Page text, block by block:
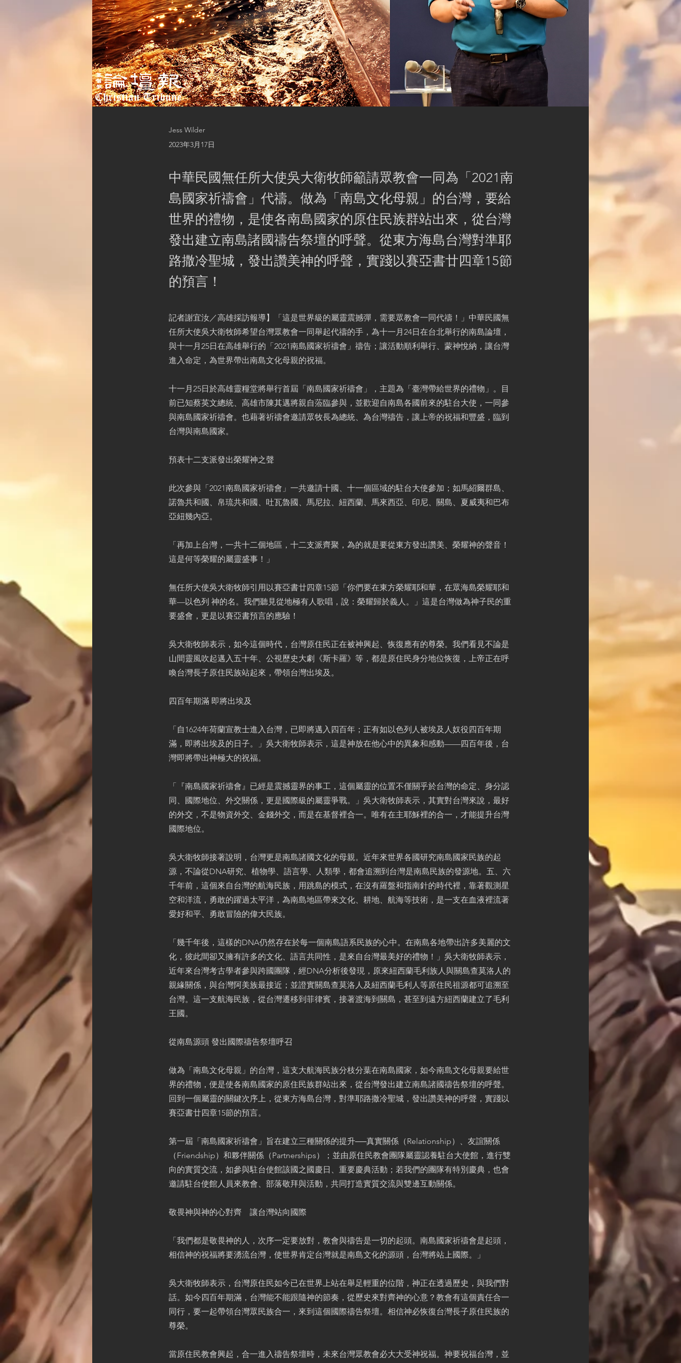
Jess Wilder
2023年3月17日
中華民國無任所大使吳大衛牧師籲請眾教會一同為「2021南
島國家祈禱會」代禱。做為「南島文化母親」的台灣，要給
世界的禮物，是使各南島國家的原住民族群站出來，從台灣
發出建立南島諸國禱告祭壇的呼聲。從東方海島台灣對準耶
路撒冷聖城，發出讚美神的呼聲，實踐以賽亞書廿四章15節
的預言！
記者謝宜汝／高雄採訪報導】「這是世界級的屬靈震撼彈，需要眾教會一同代禱！」中華民國無
任所大使吳大衛牧師希望台灣眾教會一同舉起代禱的手，為十一月24日在台北舉行的南島論壇，
與十一月25日在高雄舉行的「2021南島國家祈禱會」禱告；讓活動順利舉行、蒙神悅納，讓台灣
進入命定，為世界帶出南島文化母親的祝福。
十一月25日於高雄靈糧堂將舉行首屆「南島國家祈禱會」，主題為「臺灣帶給世界的禮物」。目
前已知蔡英文總統、高雄市陳其邁將親自蒞臨參與，並歡迎自南島各國前來的駐台大使，一同參
與南島國家祈禱會。也藉著祈禱會邀請眾牧長為總統、為台灣禱告，讓上帝的祝福和豐盛，臨到
台灣與南島國家。
預表十二支派發出榮耀神之聲
此次參與「2021南島國家祈禱會」一共邀請十國、十一個區域的駐台大使參加；如馬紹爾群島、
諾魯共和國、帛琉共和國、吐瓦魯國、馬尼拉、紐西蘭、馬來西亞、印尼、關島、夏威夷和巴布
亞紐幾內亞。
「再加上台灣，一共十二個地區，十二支派齊聚，為的就是要從東方發出讚美、榮耀神的聲音！
這是何等榮耀的屬靈盛事！」
無任所大使吳大衛牧師引用以賽亞書廿四章15節「你們要在東方榮耀耶和華，在眾海島榮耀耶和
華—以色列 神的名。我們聽見從地極有人歌唱，說：榮耀歸於義人。」這是台灣做為神子民的重
要盛會，更是以賽亞書預言的應驗！
吳大衛牧師表示，如今這個時代，台灣原住民正在被神興起、恢復應有的尊榮。我們看見不論是
山間靈風吹起邁入五十年、公視歷史大劇《斯卡羅》等，都是原住民身分地位恢復，上帝正在呼
喚台灣長子原住民族站起來，帶領台灣出埃及。
四百年期滿 即將出埃及
「自1624年荷蘭宣教士進入台灣，已即將邁入四百年；正有如以色列人被埃及人奴役四百年期
滿，即將出埃及的日子。」吳大衛牧師表示，這是神放在他心中的異象和感動——四百年後，台
灣即將帶出神極大的祝福。
「『南島國家祈禱會』已經是震撼靈界的事工，這個屬靈的位置不僅關乎於台灣的命定、身分認
同、國際地位、外交關係，更是國際級的屬靈爭戰。」吳大衛牧師表示，其實對台灣來說，最好
的外交，不是物資外交、金錢外交，而是在基督裡合一。唯有在主耶穌裡的合一，才能提升台灣
國際地位。
吳大衛牧師接著說明，台灣更是南島諸國文化的母親。近年來世界各國研究南島國家民族的起
源，不論從DNA研究、植物學、語言學、人類學，都會追溯到台灣是南島民族的發源地。五、六
千年前，這個來自台灣的航海民族，用跳島的模式，在沒有羅盤和指南針的時代裡，靠著觀測星
空和洋流，勇敢的躍過太平洋，為南島地區帶來文化、耕地、航海等技術，是一支在血液裡流著
愛好和平、勇敢冒險的偉大民族。
「幾千年後，這樣的DNA仍然存在於每一個南島語系民族的心中。在南島各地帶出許多美麗的文
化，彼此間卻又擁有許多的文化、語言共同性，是來自台灣最美好的禮物！」吳大衛牧師表示，
近年來台灣考古學者參與跨國團隊，經DNA分析後發現，原來紐西蘭毛利族人與關島查莫洛人的
親緣關係，與台灣阿美族最接近；並證實關島查莫洛人及紐西蘭毛利人等原住民祖源都可追溯至
台灣。這一支航海民族，從台灣遷移到菲律賓，接著渡海到關島，甚至到遠方紐西蘭建立了毛利
王國。
從南島源頭 發出國際禱告祭壇呼召
做為「南島文化母親」的台灣，這支大航海民族分枝分葉在南島國家，如今南島文化母親要給世
界的禮物，便是使各南島國家的原住民族群站出來，從台灣發出建立南島諸國禱告祭壇的呼聲。
回到一個屬靈的關鍵次序上，從東方海島台灣，對準耶路撒冷聖城，發出讚美神的呼聲，實踐以
賽亞書廿四章15節的預言。
第一屆「南島國家祈禱會」旨在建立三種關係的提升──真實關係（Relationship）、友誼關係
（Friendship）和夥伴關係（Partnerships）；並由原住民教會團隊屬靈認養駐台大使館，進行雙
向的實質交流，如參與駐台使館該國之國慶日、重要慶典活動；若我們的團隊有特別慶典，也會
邀請駐台使館人員來教會、部落敬拜與活動，共同打造實質交流與雙邊互動關係。
敬畏神與神的心對齊 讓台灣站向國際
「我們都是敬畏神的人，次序一定要放對，教會與禱告是一切的起頭。南島國家祈禱會是起頭，
相信神的祝福將要湧流台灣，使世界肯定台灣就是南島文化的源頭，台灣將站上國際。」
吳大衛牧師表示，台灣原住民如今已在世界上站在舉足輕重的位階，神正在透過歷史，與我們對
話。如今四百年期滿，台灣能不能跟隨神的節奏，從歷史來對齊神的心意？教會有這個責任合一
同行，要一起帶領台灣眾民族合一，來到這個國際禱告祭壇。相信神必恢復台灣長子原住民族的
尊榮。
當原住民教會興起，合一進入禱告祭壇時，未來台灣眾教會必大大受神祝福。神要祝福台灣，並